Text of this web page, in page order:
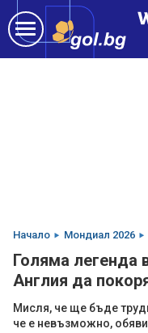
Начало Мондиал 2026
Голяма легенда
Англия да
Мисля, че ще бъде
че е невъзможно,